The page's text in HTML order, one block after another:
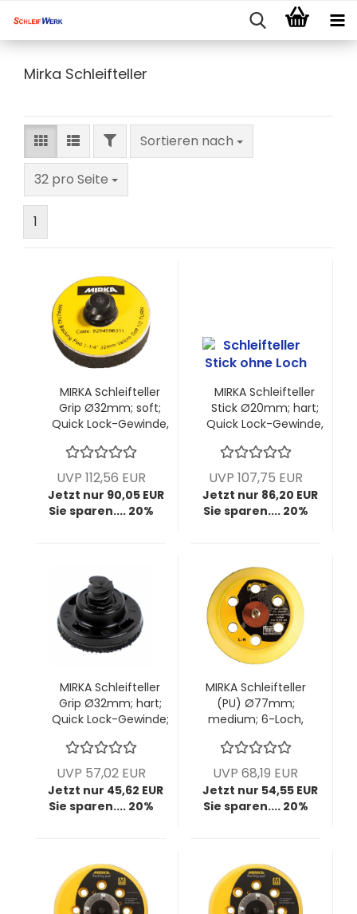
Mirka Schleifteller
FILTERSortieren nach
Sortieren nach
32 pro Seite
pro Seite
1
MIRKA Schleifteller
Grip Ø32mm; soft;
Quick Lock-Gewinde,
Schleifblütenexzenter;
VPE: 10 Stck/Pck
UVP 112,56 EUR
Jetzt nur 90,05 EUR
Sie sparen.... 20%
MIRKA Schleifteller
Stick Ø20mm; hart;
Quick Lock-Gewinde,
Schleifblütenexzenter;
VPE: 10 Stck/Pck
UVP 107,75 EUR
Jetzt nur 86,20 EUR
Sie sparen.... 20%
MIRKA Schleifteller
Grip Ø32mm; hart;
Quick Lock-Gewinde;
Schleifblütenexzenter;
VPE: 5 Stck/Pck
UVP 57,02 EUR
Jetzt nur 45,62 EUR
Sie sparen.... 20%
MIRKA Schleifteller
(PU) Ø77mm;
medium; 6-Loch,
Stck/Pck
UVP 68,19 EUR
Jetzt nur 54,55 EUR
Sie sparen.... 20%